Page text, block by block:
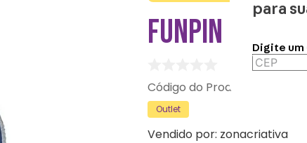
para
Digite um
FUNPIN
Outlet
Vendido por: zonacriativa